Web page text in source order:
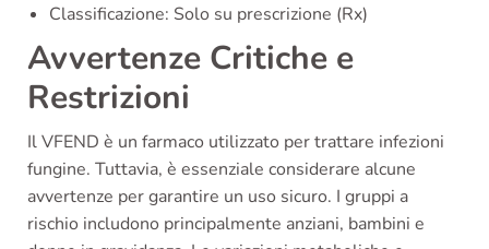
Classificazione: Solo su prescrizione (Rx)
Avvertenze Critiche e
Restrizioni
Il VFEND è un farmaco utilizzato per trattare infezioni
fungine. Tuttavia, è essenziale considerare alcune
avvertenze per garantire un uso sicuro. I gruppi a
rischio includono principalmente anziani, bambini e